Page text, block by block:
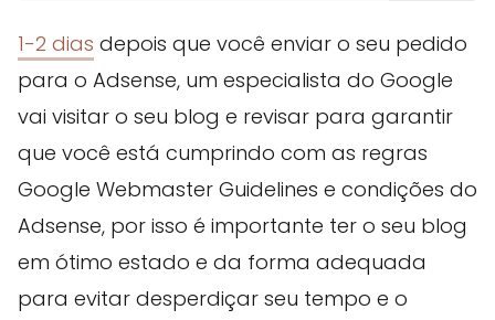
1-2 dias depois que você enviar o seu pedido
para o Adsense, um especialista do Google
vai visitar o seu blog e revisar para garantir
que você está cumprindo com as regras
Google Webmaster Guidelines e condições do
Adsense, por isso é importante ter o seu blog
em ótimo estado e da forma adequada
para evitar desperdiçar seu tempo e o